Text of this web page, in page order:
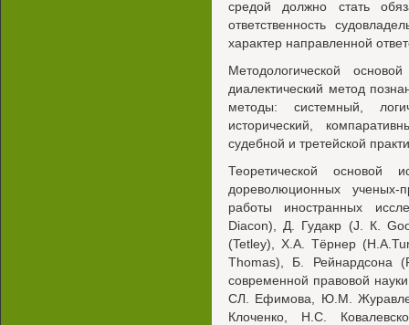
средой должно стать
ответственность
характер направленной
Методологической
диалектический метод
методы: системный,
исторический,
судебной и третейской
Теоретической основой
дореволюционных
работы иностранных
Diacon), Д. Гудакр (J. К.
(Tetley), Х.А. Тёрнер
Thomas), Б. Рейнардсона
современной правовой
СЛ. Ефимова, Ю.М.
Клоченко, Н.С.